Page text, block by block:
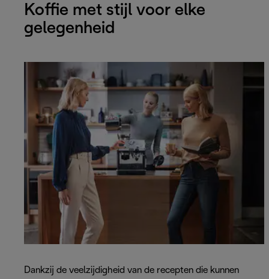
Koffie met stijl voor elke
gelegenheid
Dankzij de veelzijdigheid van de recepten die kunnen